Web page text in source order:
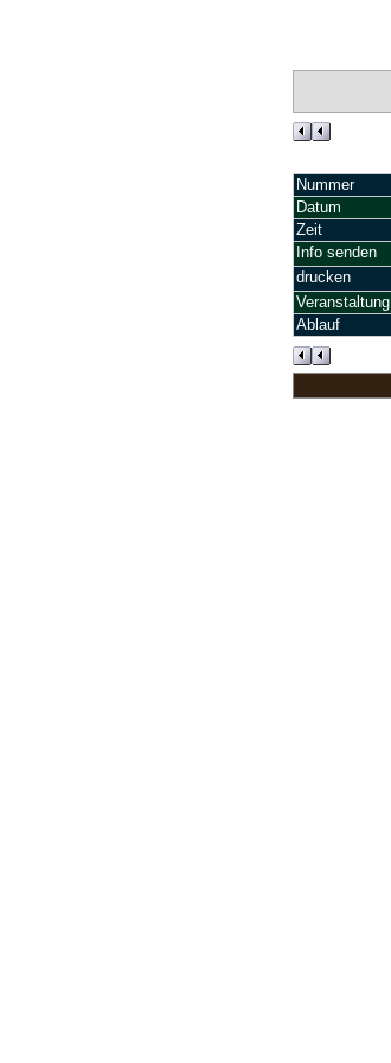
Nummer
Datum
Zeit
Info senden
drucken
Veranstaltung
Ablauf